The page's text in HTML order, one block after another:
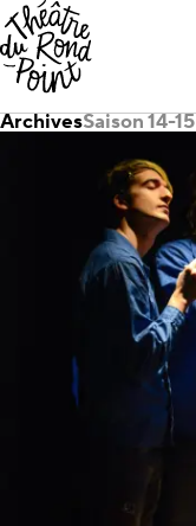
ArchivesSaison 14-15